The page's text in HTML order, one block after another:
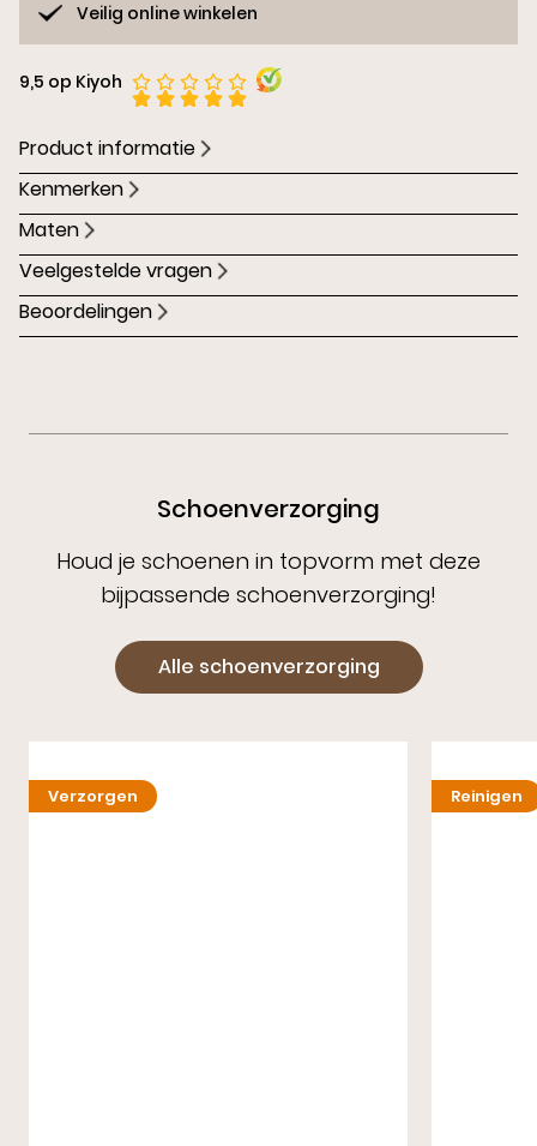
Veilig online winkelen
9,5 op Kiyoh
Product informatie
Kenmerken
Maten
Veelgestelde vragen
Beoordelingen
Schoenverzorging
Houd je schoenen in topvorm met deze
bijpassende schoenverzorging!
Alle schoenverzorging
Verzorgen Reinigen